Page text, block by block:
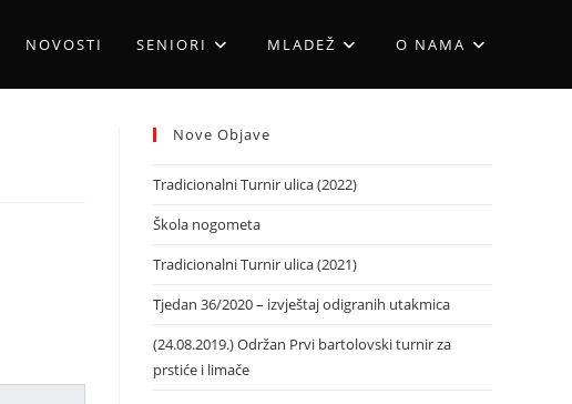
NOVOSTI SENIORI MLADEŽ O NAMA
Nove Objave
Tradicionalni Turnir ulica (2022)
Škola nogometa
Tradicionalni Turnir ulica (2021)
Tjedan 36/2020 – izvještaj odigranih utakmica
(24.08.2019.) Održan Prvi bartolovski turnir za
prstiće i limače